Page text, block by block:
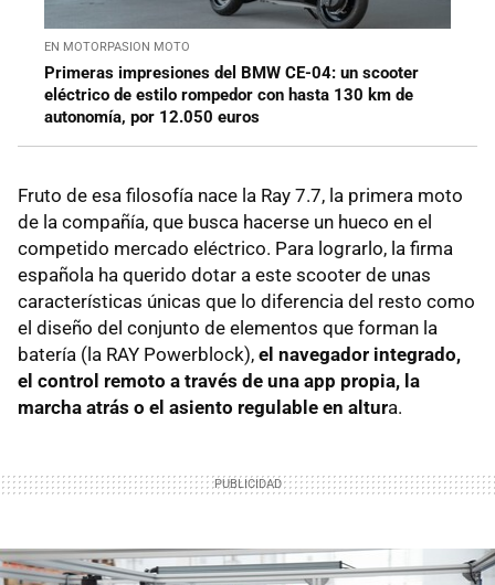
EN MOTORPASION MOTO
Primeras impresiones del BMW CE-04: un scooter
eléctrico de estilo rompedor con hasta 130 km de
autonomía, por 12.050 euros
Fruto de esa filosofía nace la Ray 7.7, la primera moto
de la compañía, que busca hacerse un hueco en el
competido mercado eléctrico. Para lograrlo, la firma
española ha querido dotar a este scooter de unas
características únicas que lo diferencia del resto como
el diseño del conjunto de elementos que forman la
batería (la RAY Powerblock), el navegador integrado,
el control remoto a través de una app propia, la
marcha atrás o el asiento regulable en altura.